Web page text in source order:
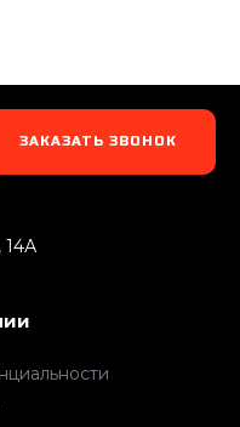
ЗАКАЗАТЬ ЗВОНОК
14А